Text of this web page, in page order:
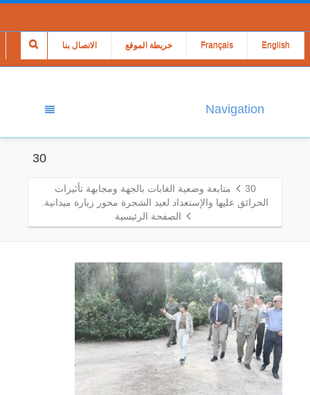
الاتصال بنا خريطة الموقع Français English
Navigation
30
30
متابعة وضعية الغابات بالجهة ومجابهة تأثيرات
الحرائق عليها والإستعداد لعيد الشجرة محور زيارة ميدانية.
الصفحة الرئيسية